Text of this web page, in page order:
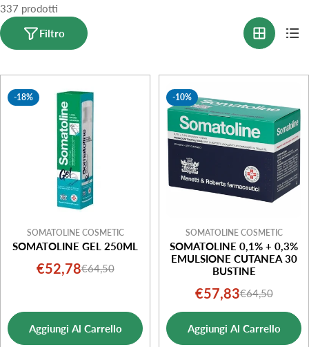
l
l
z
337 prodotti
Filtro
-18%
SOMATOLINE COSMETIC
SOMATOLINE GEL 250ML
Prezzo
vendita
€52,78Prezzo
€64,50
Aggiungi Al Carrello
-10%
SOMATOLINE COSMETIC
SOMATOLINE 0,1% + 0,3%
EMULSIONE CUTANEA 30
BUSTINE
Prezzo
di
vendita
€57,83Prezzo
normale
€64,50
Aggiungi Al Carrello